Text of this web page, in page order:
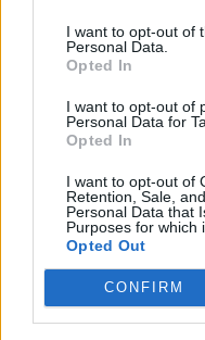
I want to opt-out of
Personal Data.
Opted In
I want to opt-out of
Personal Data for
Opted In
I want to opt-out of
Retention, Sale,
Personal Data that
Purposes for which
Opted Out
CONFIRM